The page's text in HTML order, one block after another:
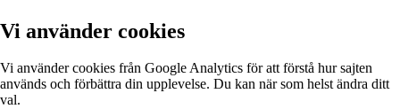
Vi använder cookies
Vi använder cookies från Google Analytics för att förstå hur sajten
används och förbättra din upplevelse. Du kan när som helst ändra ditt
val.